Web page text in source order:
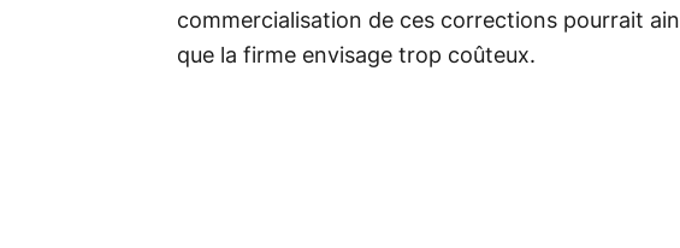
commercialisation de ces corrections pourrait
que la firme envisage trop coûteux.